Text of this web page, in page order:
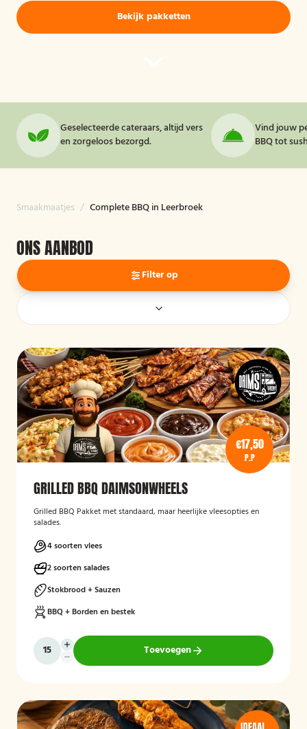
Bekijk pakketten
Geselecteerde cateraars, altijd vers
en zorgeloos bezorgd.
Vind jouw
BBQ tot
Smaakmaatjes / Complete BBQ in Leerbroek
ONS AANBOD
Filter op
€17,50
P.P
GRILLED BBQ DAIMSONWHEELS
Grilled BBQ Pakket met standaard, maar heerlijke vleesopties en
salades.
4 soorten vlees
2 soorten salades
Stokbrood + Sauzen
BBQ + Borden en bestek
Toevoegen